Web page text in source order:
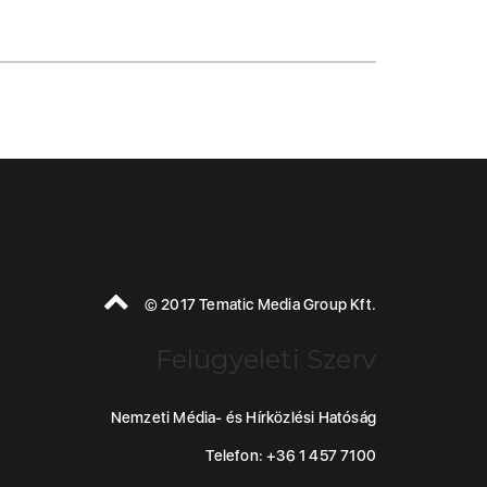
© 2017 Tematic Media Group Kft.
Felügyeleti Szerv
Nemzeti Média- és Hírközlési Hatóság
Telefon: +36 1 457 7100